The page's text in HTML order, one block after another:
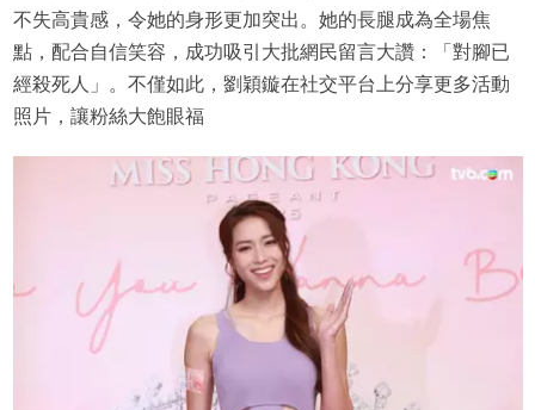
不失高貴感，令她的身形更加突出。她的長腿成為全場焦
點，配合自信笑容，成功吸引大批網民留言大讚：「對腳已
經殺死人」。不僅如此，劉穎鏇在社交平台上分享更多活動
照片，讓粉絲大飽眼福